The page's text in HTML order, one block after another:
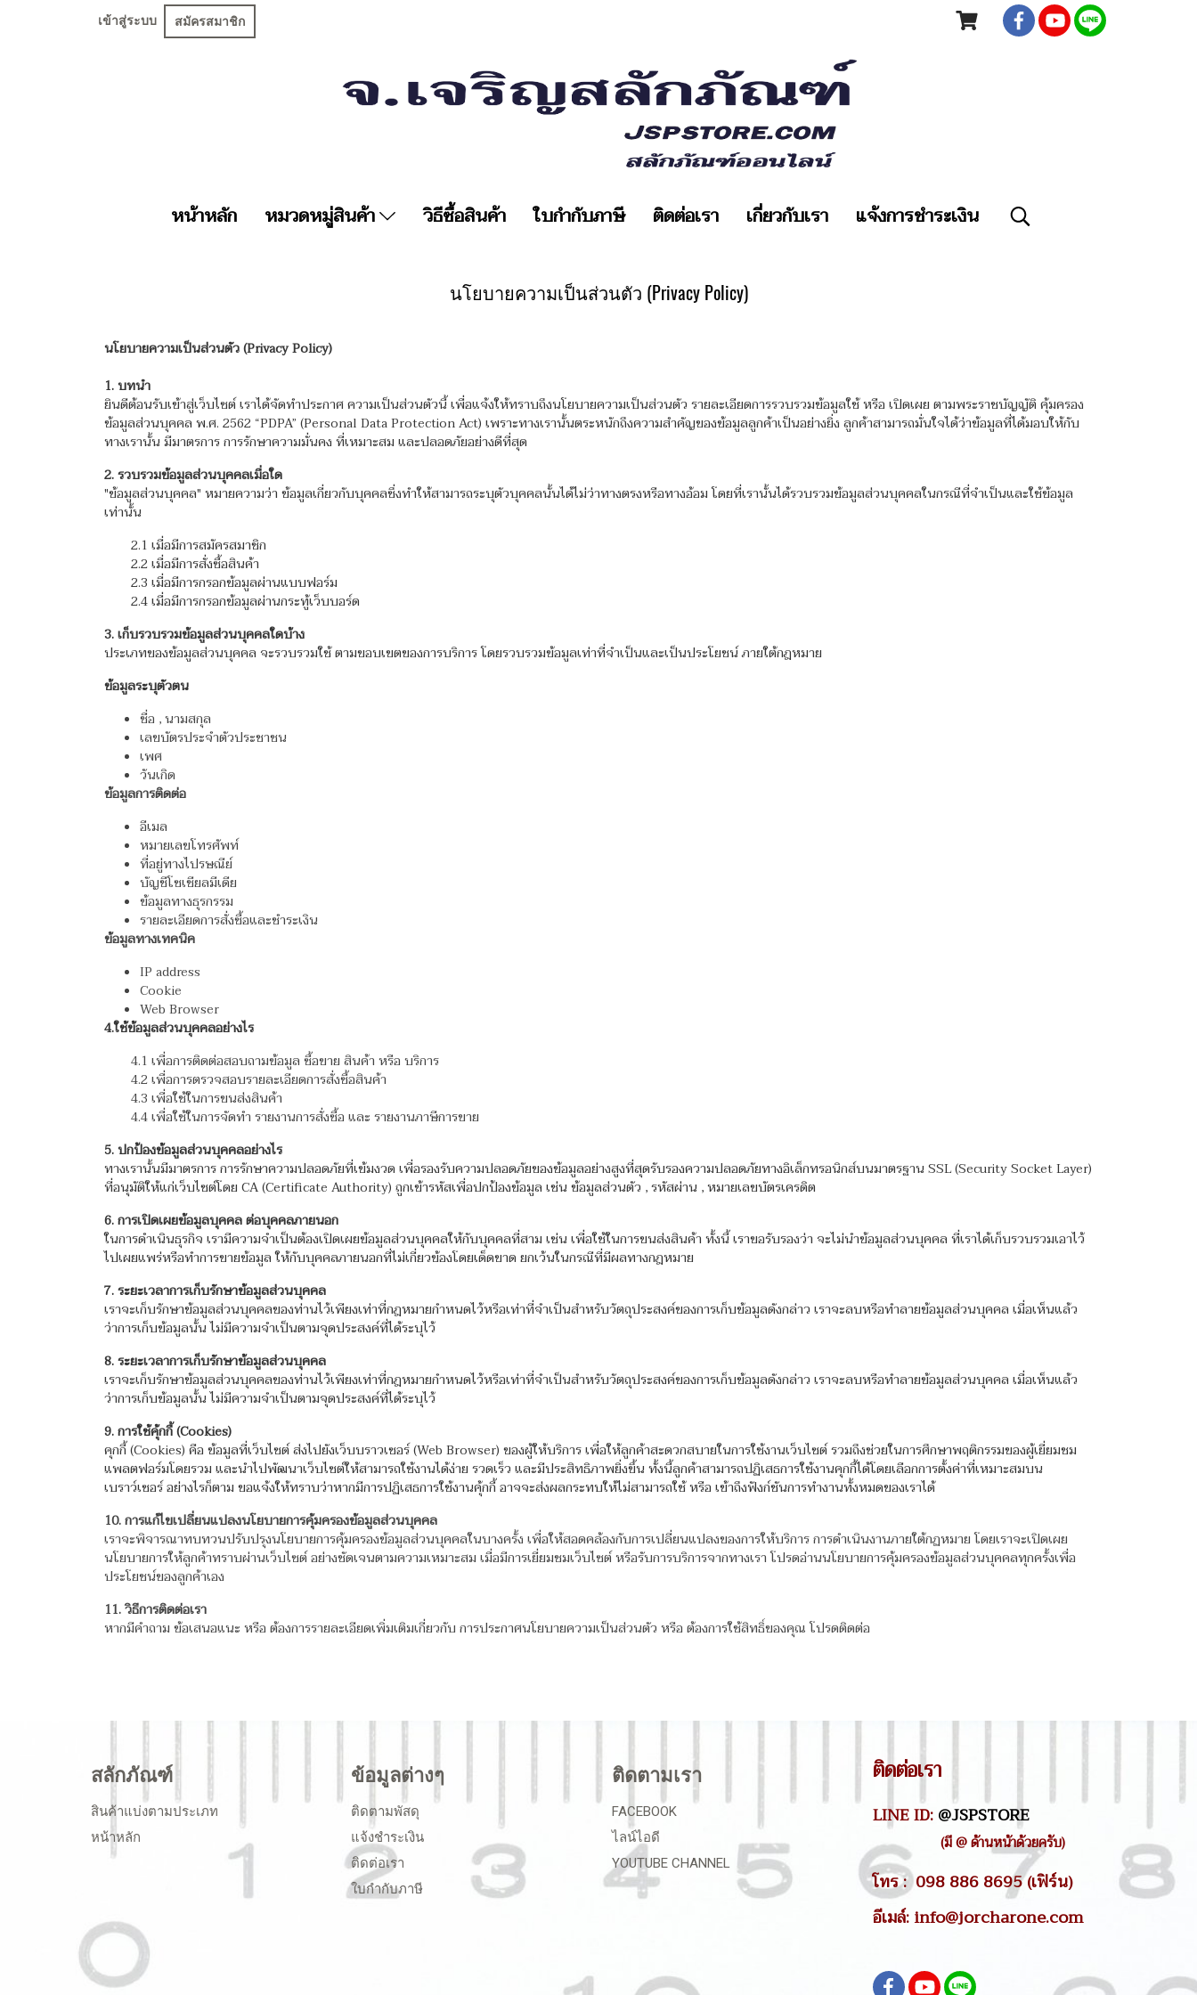
เข้าสู่ระบบ สมัครสมาชิก
หน้าหลัก หมวดหมู่สินค้า วิธีซื้อสินค้า ใบกำกับภาษี ติดต่อเรา เกี่ยวกับเรา แจ้งการชำระเงิน
นโยบายความเป็นส่วนตัว (Privacy Policy)
นโยบายความเป็นส่วนตัว (Privacy Policy)
1. บทนำ
ยินดีต้อนรับเข้าสู่เว็บไซต์ เราได้จัดทำประกาศ ความเป็นส่วนตัวนี้ เพื่อแจ้งให้ทราบถึงนโยบายความเป็นส่วนตัว รายละเอียดการรวบรวมข้อมูลใช้ หรือ เปิดเผย ตามพระราชบัญญัติ คุ้มครอง
ข้อมูลส่วนบุคคล พ.ศ. 2562 “PDPA” (Personal Data Protection Act) เพราะทางเรานั้นตระหนักถึงความสำคัญของข้อมูลลูกค้าเป็นอย่างยิ่ง ลูกค้าสามารถมั่นใจได้ว่าข้อมูลที่ได้มอบให้กับ
ทางเรานั้น มีมาตรการ การรักษาความมั่นคง ที่เหมาะสม และปลอดภัยอย่างดีที่สุด
2. รวบรวมข้อมูลส่วนบุคคลเมื่อใด
"ข้อมูลส่วนบุคคล" หมายความว่า ข้อมูลเกี่ยวกับบุคคลซึ่งทำให้สามารถระบุตัวบุคคลนั้นได้ไม่ว่าทางตรงหรือทางอ้อม โดยที่เรานั้นได้รวบรวมข้อมูลส่วนบุคคลในกรณีที่จำเป็นและใช้ข้อมูล
เท่านั้น
2.1 เมื่อมีการสมัครสมาชิก
2.2 เมื่อมีการสั่งซื้อสินค้า
2.3 เมื่อมีการกรอกข้อมูลผ่านแบบฟอร์ม
2.4 เมื่อมีการกรอกข้อมูลผ่านกระทู้เว็บบอร์ด
3. เก็บรวบรวมข้อมูลส่วนบุคคลใดบ้าง
ประเภทของข้อมูลส่วนบุคคล จะรวบรวมใช้ ตามขอบเขตของการบริการ โดยรวบรวมข้อมูลเท่าที่จำเป็นและเป็นประโยชน์ ภายใต้กฎหมาย
ข้อมูลระบุตัวตน
ชื่อ , นามสกุล
เลขบัตรประจำตัวประชาชน
เพศ
วันเกิด
ข้อมูลการติดต่อ
อีเมล
หมายเลขโทรศัพท์
ที่อยู่ทางไปรษณีย์
บัญชีโซเชียลมีเดีย
ข้อมูลทางธุรกรรม
รายละเอียดการสั่งซื้อและชำระเงิน
ข้อมูลทางเทคนิค
IP address
Cookie
Web Browser
4.ใช้ข้อมูลส่วนบุคคลอย่างไร
4.1 เพื่อการติดต่อสอบถามข้อมูล ซื้อขาย สินค้า หรือ บริการ
4.2 เพื่อการตรวจสอบรายละเอียดการสั่งซื้อสินค้า
4.3 เพื่อใช้ในการขนส่งสินค้า
4.4 เพื่อใช้ในการจัดทำ รายงานการสั่งซื้อ และ รายงานภาษีการขาย
5. ปกป้องข้อมูลส่วนบุคคลอย่างไร
ทางเรานั้นมีมาตรการ การรักษาความปลอดภัยที่เข้มงวด เพื่อรองรับความปลอดภัยของข้อมูลอย่างสูงที่สุดรับรองความปลอดภัยทางอิเล็กทรอนิกส์บนมาตรฐาน SSL (Security Socket Layer)
ที่อนุมัติให้แก่เว็บไซต์โดย CA (Certificate Authority) ถูกเข้ารหัสเพื่อปกป้องข้อมูล เช่น ข้อมูลส่วนตัว , รหัสผ่าน , หมายเลขบัตรเครดิต
6. การเปิดเผยข้อมูลบุคคล ต่อบุคคลภายนอก
ในการดำเนินธุรกิจ เรามีความจำเป็นต้องเปิดเผยข้อมูลส่วนบุคคลให้กับบุคคลที่สาม เช่น เพื่อใช้ในการขนส่งสินค้า ทั้งนี้ เราขอรับรองว่า จะไม่นำข้อมูลส่วนบุคคล ที่เราได้เก็บรวบรวมเอาไว้
ไปเผยแพร่หรือทำการขายข้อมูล ให้กับบุคคลภายนอกที่ไม่เกี่ยวข้องโดยเด็ดขาด ยกเว้นในกรณีที่มีผลทางกฎหมาย
7. ระยะเวลาการเก็บรักษาข้อมูลส่วนบุคคล
เราจะเก็บรักษาข้อมูลส่วนบุคคลของท่านไว้เพียงเท่าที่กฎหมายกำหนดไว้หรือเท่าที่จำเป็นสำหรับวัตถุประสงค์ของการเก็บข้อมูลดังกล่าว เราจะลบหรือทำลายข้อมูลส่วนบุคคล เมื่อเห็นแล้ว
ว่าการเก็บข้อมูลนั้น ไม่มีความจำเป็นตามจุดประสงค์ที่ได้ระบุไว้
8. ระยะเวลาการเก็บรักษาข้อมูลส่วนบุคคล
เราจะเก็บรักษาข้อมูลส่วนบุคคลของท่านไว้เพียงเท่าที่กฎหมายกำหนดไว้หรือเท่าที่จำเป็นสำหรับวัตถุประสงค์ของการเก็บข้อมูลดังกล่าว เราจะลบหรือทำลายข้อมูลส่วนบุคคล เมื่อเห็นแล้ว
ว่าการเก็บข้อมูลนั้น ไม่มีความจำเป็นตามจุดประสงค์ที่ได้ระบุไว้
9. การใช้คุ้กกี้ (Cookies)
คุกกี้ (Cookies) คือ ข้อมูลที่เว็บไซต์ ส่งไปยังเว็บบราวเซอร์ (Web Browser) ของผู้ให้บริการ เพื่อให้ลูกค้าสะดวกสบายในการใช้งานเว็บไซต์ รวมถึงช่วยในการศึกษาพฤติกรรมของผู้เยี่ยมชม
แพลตฟอร์มโดยรวม และนำไปพัฒนาเว็บไซต์ให้สามารถใช้งานได้ง่าย รวดเร็ว และมีประสิทธิภาพยิ่งขึ้น ทั้งนี้ลูกค้าสามารถปฏิเสธการใช้งานคุกกี้ได้โดยเลือกการตั้งค่าที่เหมาะสมบน
เบราว์เซอร์ อย่างไรก็ตาม ขอแจ้งให้ทราบว่าหากมีการปฏิเสธการใช้งานคุ้กกี้ อาจจะส่งผลกระทบให้ไม่สามารถใช้ หรือ เข้าถึงฟังก์ชันการทำงานทั้งหมดของเราได้
10. การแก้ไขเปลี่ยนแปลงนโยบายการคุ้มครองข้อมูลส่วนบุคคล
เราจะพิจารณาทบทวนปรับปรุงนโยบายการคุ้มครองข้อมูลส่วนบุคคลในบางครั้ง เพื่อให้สอดคล้องกับการเปลี่ยนแปลงของการให้บริการ การดำเนินงานภายใต้กฏหมาย โดยเราจะเปิดเผย
นโยบายการให้ลูกค้าทราบผ่านเว็บไซต์ อย่างชัดเจนตามความเหมาะสม เมื่อมีการเยี่ยมชมเว็บไซต์ หรือรับการบริการจากทางเรา โปรดอ่านนโยบายการคุ้มครองข้อมูลส่วนบุคคลทุกครั้งเพื่อ
ประโยชน์ของลูกค้าเอง
11. วิธีการติดต่อเรา
หากมีคำถาม ข้อเสนอแนะ หรือ ต้องการรายละเอียดเพิ่มเติมเกี่ยวกับ การประกาศนโยบายความเป็นส่วนตัว หรือ ต้องการใช้สิทธิ์ของคุณ โปรดติดต่อ
สลักภัณฑ์
สินค้าแบ่งตามประเภท
หน้าหลัก
ข้อมูลต่างๆ
ติดตามพัสดุ
แจ้งชำระเงิน
ติดต่อเรา
ใบกำกับภาษี
ติดตามเรา
FACEBOOK
ไลน์ไอดี
YOUTUBE CHANNEL
ติดต่อเรา
LINE ID:@JSPSTORE
(มี @ ด้านหน้าด้วยครับ)
โทร : 098 886 8695 (เฟิร์น)
อีเมล์: info@jorcharone.com